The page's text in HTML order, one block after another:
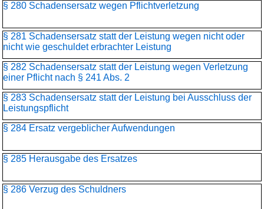
§ 280 Schadensersatz wegen Pflichtverletzung
§ 281 Schadensersatz statt der Leistung wegen nicht oder
nicht wie geschuldet erbrachter Leistung
§ 282 Schadensersatz statt der Leistung wegen Verletzung
einer Pflicht nach § 241 Abs. 2
§ 283 Schadensersatz statt der Leistung bei Ausschluss der
Leistungspflicht
§ 284 Ersatz vergeblicher Aufwendungen
§ 285 Herausgabe des Ersatzes
§ 286 Verzug des Schuldners